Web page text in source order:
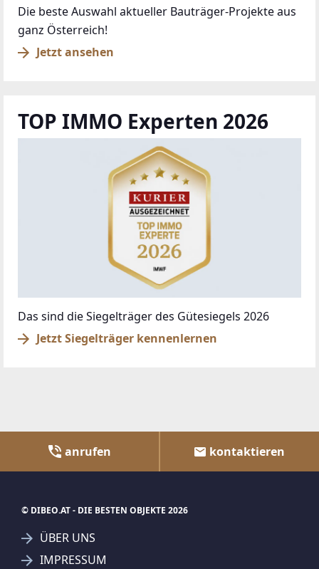
Die beste Auswahl aktueller Bauträger-Projekte aus
ganz Österreich!
Jetzt ansehen
TOP IMMO Experten 2026
Das sind die Siegelträger des Gütesiegels 2026
Jetzt Siegelträger kennenlernen
anrufen kontaktieren
© DIBEO.AT - DIE BESTEN OBJEKTE 2026
ÜBER UNS
IMPRESSUM